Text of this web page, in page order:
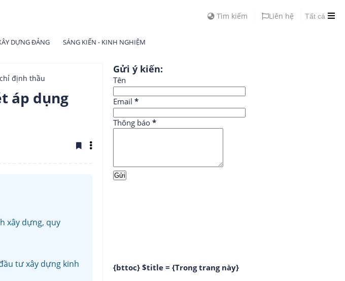
Tìm kiếm Liên hệ Tất cả
DỰNG ĐẢNG SÁNG KIẾN - KINH NGHIỆM
định thầu
áp dụng
xây dựng, quy
tư xây dựng kinh
Gửi ý kiến:
Tên
Email *
Thông báo *
{bttoc} $title = {Trong trang này}